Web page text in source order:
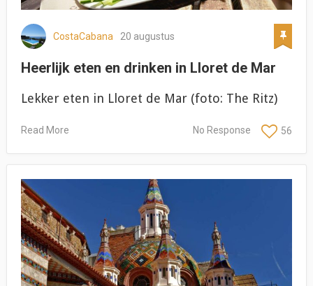
CostaCabana 20 augustus
Heerlijk eten en drinken in Lloret de Mar
Lekker eten in Lloret de Mar (foto: The Ritz)
Read More 56
No Response